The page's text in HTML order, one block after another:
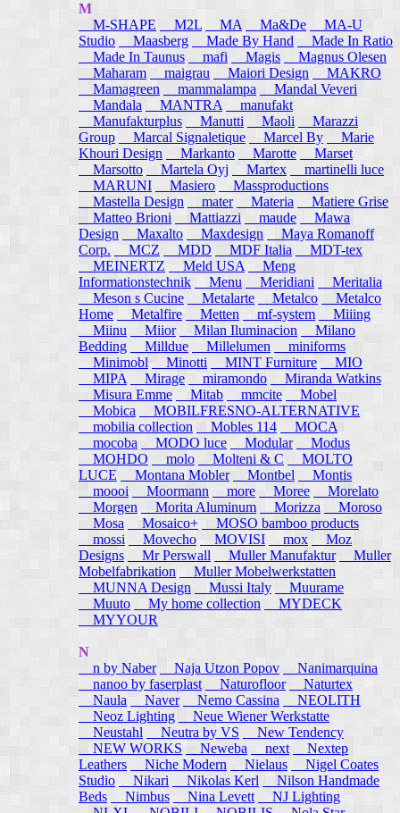
M
M-SHAPE
M2L MA Ma&De
MA-U
Studio
Maasberg Made By Hand
Made In Ratio
Made In Taunus
mafi Magis
Magnus Olesen
Maharam
maigrau Maiori Design
MAKRO
Mamagreen
mammalampa
Mandal Veveri
Mandala
MANTRA
manufakt
Manufakturplus
Manutti Maoli
Marazzi
Group
Marcal Signaletique Marcel By
Marie
Khouri Design
Markanto Marotte
Marset
Marsotto
Martela Oyj Martex
martinelli luce
MARUNI
Masiero
Massproductions
Mastella Design
mater Materia
Matiere Grise
Matteo Brioni
Mattiazzi maude
Mawa
Design
Maxalto Maxdesign
Maya Romanoff
Corp.
MCZ MDD MDF Italia
MDT-tex
MEINERTZ
Meld USA
Meng
Informationstechnik
Menu Meridiani
Meritalia
Meson s Cucine
Metalarte Metalco
Metalco
Home Metalfire Metten mf-system
Miiing
Miinu
Miior Milan Iluminacion
Milano
Bedding
Milldue Millelumen
miniforms
Minimobl Minotti MINT Furniture
MIO
MIPA
Mirage miramondo
Miranda Watkins
Misura Emme
Mitab mmcite
Mobel
Mobica
MOBILFRESNO-ALTERNATIVE
mobilia collection
Mobles 114
MOCA
mocoba
MODO luce Modular
Modus
MOHDO
molo Molteni & C
MOLTO
LUCE
Montana Mobler Montbel
Montis
moooi
Moormann more Moree
Morelato
Morgen
Morita Aluminum Morizza
Moroso
Mosa
Mosaico+
MOSO bamboo products
mossi
Movecho MOVISI mox
Moz
Designs
Mr Perswall Muller Manufaktur
Muller
Mobelfabrikation
Muller Mobelwerkstatten
MUNNA Design
Mussi Italy
Muurame
Muuto My home collection
MYDECK
MYYOUR
N
n by Naber
Naja Utzon Popov
Nanimarquina
nanoo by faserplast
Naturofloor
Naturtex
Naula
Naver Nemo Cassina
NEOLITH
Neoz Lighting
Neue Wiener Werkstatte
Neustahl
Neutra by VS
New Tendency
NEW WORKS
Neweba next
Nextep
Leathers
Niche Modern Nielaus
Nigel Coates
Studio
Nikari Nikolas Kerl
Nilson Handmade
Beds
Nimbus Nina Levett
NJ Lighting